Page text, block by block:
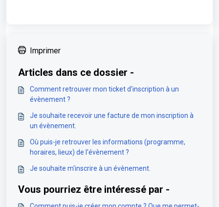
Imprimer
Articles dans ce dossier -
Comment retrouver mon ticket d'inscription à un
évènement ?
Je souhaite recevoir une facture de mon inscription à
un évènement.
Où puis-je retrouver les informations (programme,
horaires, lieux) de l'évènement ?
Je souhaite m'inscrire à un évènement.
Vous pourriez être intéressé par -